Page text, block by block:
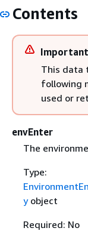
Contents
Important
This data
following
used or
envEnter
The
Type:
yobject
Required: No